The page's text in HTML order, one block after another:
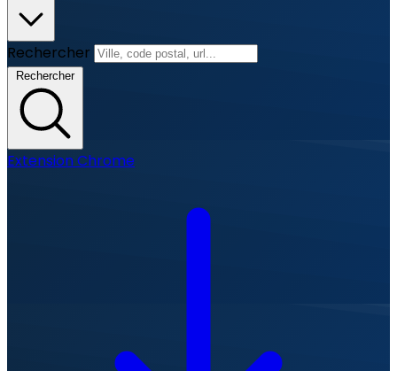
Rechercher
Rechercher
Extension Chrome